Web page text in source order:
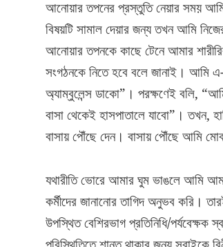
আনোয়ার তপনের প্রস্তুতি নেয়ার সময়
বিষয়টি সামাল দেয়ার জন্য তখন আমি
আনোয়ার তপনকে কাছে টেনে আমার
সংগঠনকে নিতে হবে বলে জানাই। আমি
অ্যাম্বুলেন্স ডাকো”। পরক্ষণেই বলি,
বাসা থেকেই হাসপাতালে যাবো”। তখন,
বাসায় পৌঁছে দেন। বাসায় পৌঁছে আমি
যথারীতি ভোরে আমার ঘুম ভাঙলে আমি
কর্মীদের জানানোর তাগিদ অনুভব করি।
উপস্থিত বেশিরভাগ প্রতিনিধি/পর্যবেক্ষক